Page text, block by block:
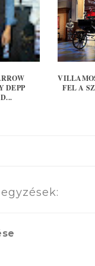
DEPP
FEL A